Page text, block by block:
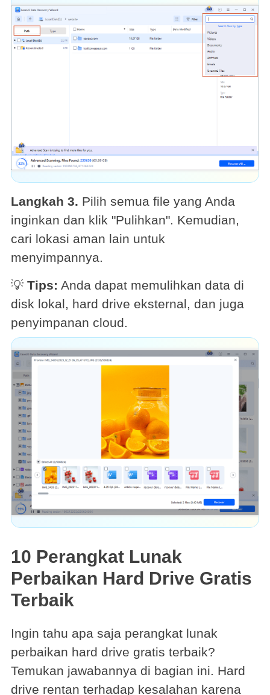
Langkah 3. Pilih semua file yang Anda
inginkan dan klik "Pulihkan". Kemudian,
cari lokasi aman lain untuk
menyimpannya.
💡 Tips: Anda dapat memulihkan data di
disk lokal, hard drive eksternal, dan juga
penyimpanan cloud.
10 Perangkat Lunak
Perbaikan Hard Drive Gratis
Terbaik
Ingin tahu apa saja perangkat lunak
perbaikan hard drive gratis terbaik?
Temukan jawabannya di bagian ini. Hard
drive rentan terhadap kesalahan karena